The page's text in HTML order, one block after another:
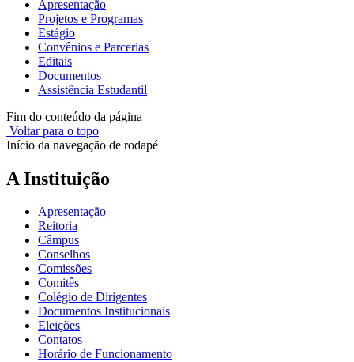
Apresentação
Projetos e Programas
Estágio
Convênios e Parcerias
Editais
Documentos
Assistência Estudantil
Fim do conteúdo da página
Voltar para o topo
Início da navegação de rodapé
A Instituição
Apresentação
Reitoria
Câmpus
Conselhos
Comissões
Comitês
Colégio de Dirigentes
Documentos Institucionais
Eleições
Contatos
Horário de Funcionamento